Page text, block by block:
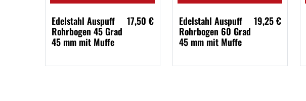
Edelstahl Auspuff
Rohrbogen 45 Grad
45 mm mit Muffe
17,50 €
Edelstahl Auspuff
Rohrbogen 60 Grad
45 mm mit Muffe
19,25 €